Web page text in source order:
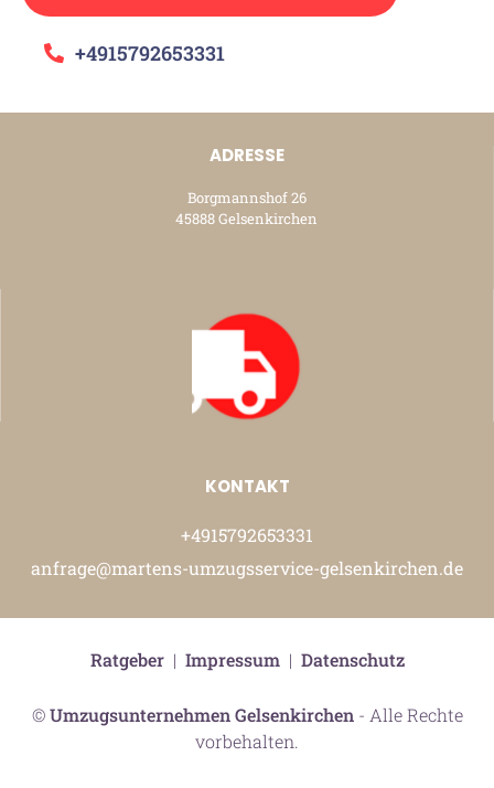
+4915792653331
ADRESSE
Borgmannshof 26
45888 Gelsenkirchen
KONTAKT
+4915792653331
anfrage@martens-umzugsservice-gelsenkirchen.de
©Umzugsunternehmen Gelsenkirchen- Alle Rechte
vorbehalten.
Ratgeber| Impressum| Datenschutz